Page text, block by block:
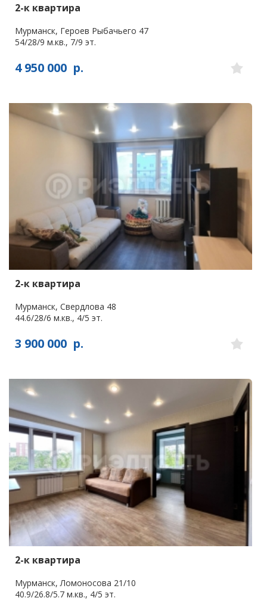
2-к квартира
Мурманск, Героев Рыбачьего 47
54/28/9 м.кв., 7/9 эт.
4 950 000 р.
2-к квартира
Мурманск, Свердлова 48
44.6/28/6 м.кв., 4/5 эт.
3 900 000 р.
2-к квартира
Мурманск, Ломоносова 21/10
40.9/26.8/5.7 м.кв., 4/5 эт.